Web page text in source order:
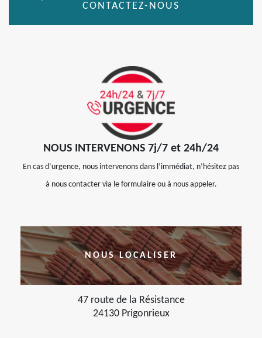
CONTACTEZ-NOUS
NOUS INTERVENONS 7j/7 et 24h/24
En cas d’urgence, nous intervenons dans l’immédiat, n’hésitez pas
à nous contacter via le formulaire ou à nous appeler.
NOUS LOCALISER
47 route de la Résistance
24130 Prigonrieux